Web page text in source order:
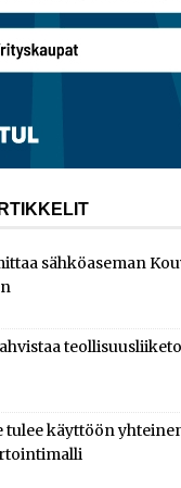
sähköaseman
tulee käyttöön